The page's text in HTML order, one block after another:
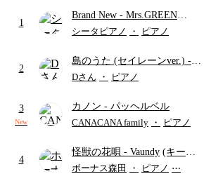
1
Brand New - Mrs.GREEN
APPLE
シータピアノ ・ ピアノ
2
島のうた (セイレーンver.) -
セイレーン(CV.鈴木みのり)
ード・ペダル付き/『映画ちい
かわ 人魚の島のひみつ』よ
Dさん ・ ピアノ
3
New
カノン - パッヘルベル
CANACANA family ・ ピアノ
4
怪獣の花唄 - Vaundy (キーボ
ードパート)
ボーナス森田 ・ ピアノ ⋯